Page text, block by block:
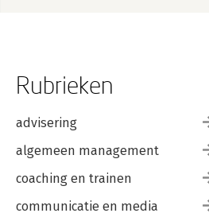
Rubrieken
advisering
algemeen management
coaching en trainen
communicatie en media